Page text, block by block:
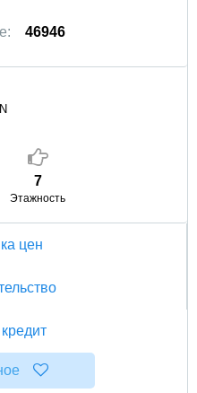
46946
7
Этажность
цен